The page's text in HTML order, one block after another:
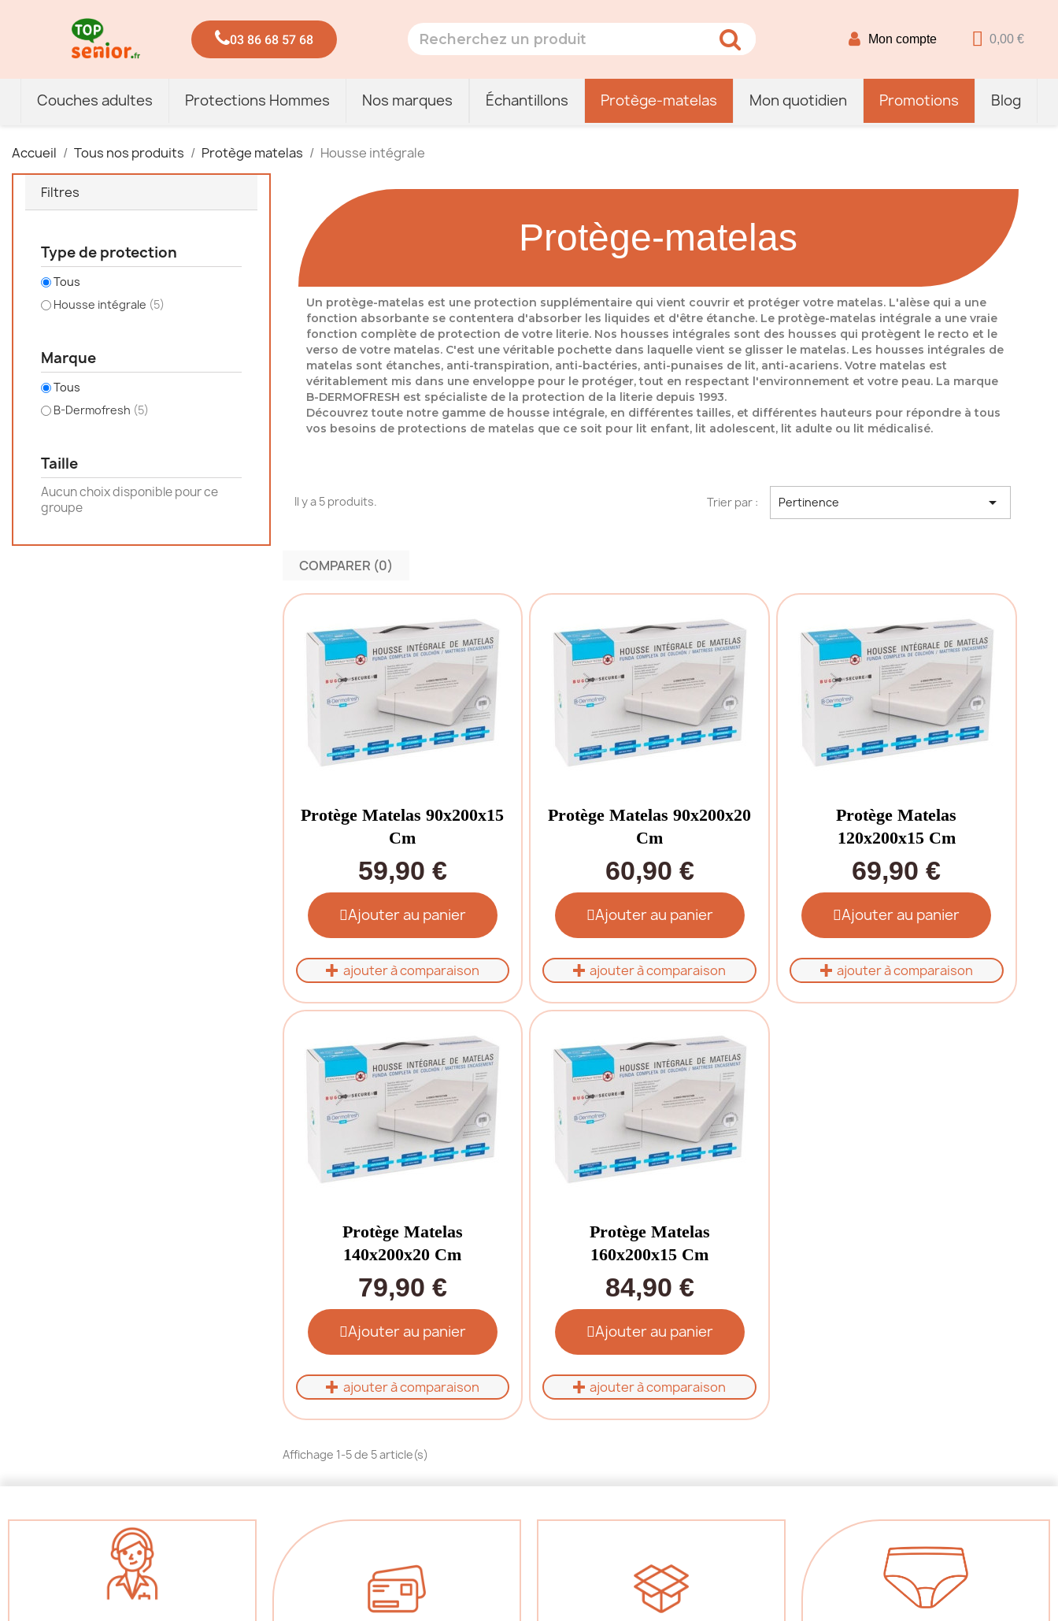
03 86 68 57 68 Mon compte 0,00 €
Couches adultes Protections Hommes Nos marques Échantillons Protège-matelas Mon quotidien Promotions Blog
Accueil Tous nos produits Protège matelas Housse intégrale
Filtres
Type de protection
Tous
Housse intégrale (5)
Marque
Tous
B-Dermofresh (5)
Taille
Aucun choix disponible pour ce
groupe
Protège-matelas
Un protège-matelas est une protection supplémentaire qui vient couvrir et protéger votre matelas. L'alèse qui a une
fonction absorbante se contentera d'absorber les liquides et d'être étanche. Le protège-matelas intégrale a une vraie
fonction complète de protection de votre literie. Nos housses intégrales sont des housses qui protègent le recto et le
verso de votre matelas. C'est une véritable pochette dans laquelle vient se glisser le matelas. Les housses intégrales de
matelas sont étanches, anti-transpiration, anti-bactéries, anti-punaises de lit, anti-acariens. Votre matelas est
véritablement mis dans une enveloppe pour le protéger, tout en respectant l'environnement et votre peau. La marque
B-DERMOFRESH est spécialiste de la protection de la literie depuis 1993.
Découvrez toute notre gamme de housse intégrale, en différentes tailles, et différentes hauteurs pour répondre à tous
vos besoins de protections de matelas que ce soit pour lit enfant, lit adolescent, lit adulte ou lit médicalisé.
Il y a 5 produits. Trier par : Pertinence 
COMPARER (0)‎
Protège Matelas 90x200x15
Cm
59,90 €
Ajouter au panier
ajouter à comparaison
Protège Matelas 90x200x20
Cm
60,90 €
Ajouter au panier
ajouter à comparaison
Protège Matelas
120x200x15 Cm
69,90 €
Ajouter au panier
ajouter à comparaison
Protège Matelas
140x200x20 Cm
79,90 €
Ajouter au panier
ajouter à comparaison
Protège Matelas
160x200x15 Cm
84,90 €
Ajouter au panier
ajouter à comparaison
Affichage 1-5 de 5 article(s)